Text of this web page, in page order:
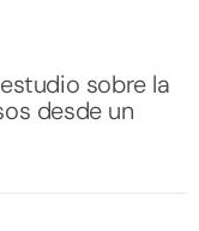
sobre la
desde un